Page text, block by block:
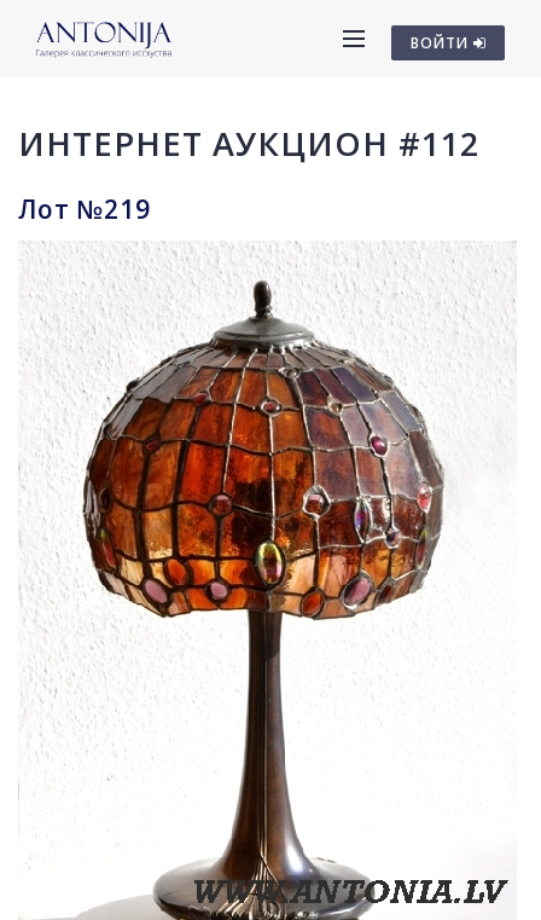
ВОЙТИ
ИНТЕРНЕТ АУКЦИОН #112
Лот №219